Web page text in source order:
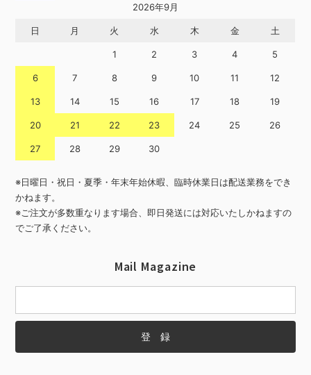
2026年9月
日 月 火 水 木 金 土
1 2 3 4 5
6 7 8 9 10 11 12
13 14 15 16 17 18 19
20 21 22 23 24 25 26
27 28 29 30
※日曜日・祝日・夏季・年末年始休暇、臨時休業日は配送業務をでき
かねます。
※ご注文が多数重なります場合、即日発送には対応いたしかねますの
でご了承ください。
Mail Magazine